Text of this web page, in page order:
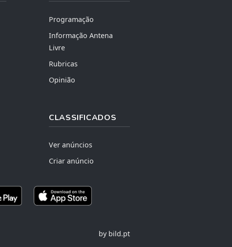
Programação
Informação Antena
Livre
Rubricas
Opinião
CLASSIFICADOS
Ver anúncios
Criar anúncio
by bild.pt